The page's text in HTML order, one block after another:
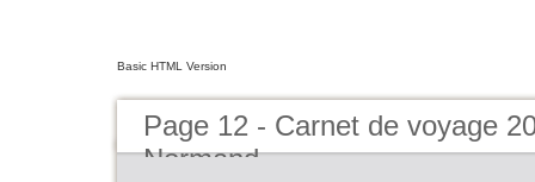
Basic HTML Version
Page 12 - Carnet de voyage
Normand